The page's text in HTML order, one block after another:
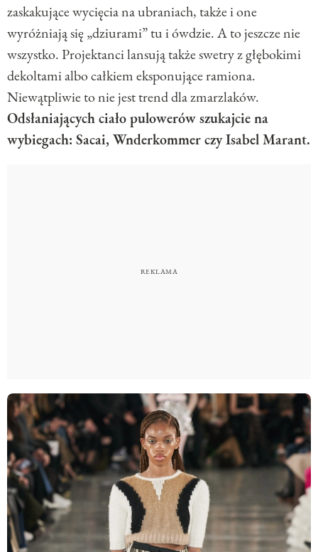
zaskakujące wycięcia na ubraniach, także i one
wyróżniają się „dziurami” tu i ówdzie. A to jeszcze nie
wszystko. Projektanci lansują także swetry z głębokimi
dekoltami albo całkiem eksponujące ramiona.
Niewątpliwie to nie jest trend dla zmarzlaków.
Odsłaniających ciało pulowerów szukajcie na
wybiegach: Sacai, Wnderkommer czy Isabel Marant.